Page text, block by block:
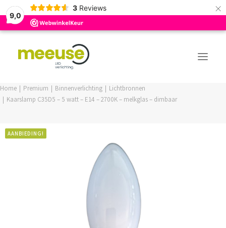
9,0
3 Reviews ×
BUDGET ASSORTIMENT
LOGIN / REGISTER
Home Premium Binnenverlichting
Lichtbronnen
Kaarslamp C35D5 – 5 watt – E14 – 2700K – melkglas – dimbaar
AANBIEDING!